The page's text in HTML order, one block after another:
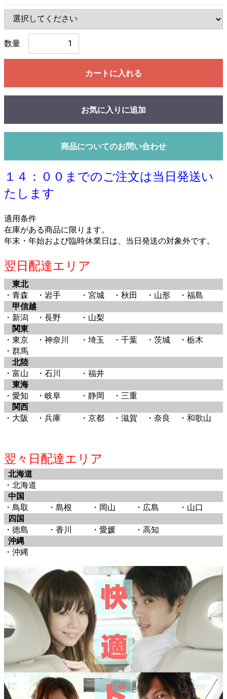
数量
カートに入れる
お気に入りに追加
商品についてのお問い合わせ
１４：００までのご注文は当日発送い
たします
適用条件
在庫がある商品に限ります。
年末・年始および臨時休業日は、当日発送の対象外です。
翌日配達エリア
東北
・青森
・岩手 ・宮城 ・秋田 ・山形
・福島
甲信越
・新潟
・長野
・山梨
関東
・東京
・神奈川 ・埼玉 ・千葉 ・茨城
・栃木
・群馬
北陸
・富山
・石川
・福井
東海
・愛知
・岐阜 ・静岡
・三重
関西
・大阪
・兵庫 ・京都 ・滋賀 ・奈良 ・和歌山
翌々日配達エリア
北海道
・北海道
中国
・鳥取
・島根 ・岡山 ・広島
・山口
四国
・徳島
・香川 ・愛媛
・高知
沖縄
・沖縄